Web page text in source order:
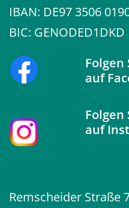
IBAN: DE97 3506
BIC: GENODED1DKD
Folgen
auf
Folgen
auf
Remscheider Straße